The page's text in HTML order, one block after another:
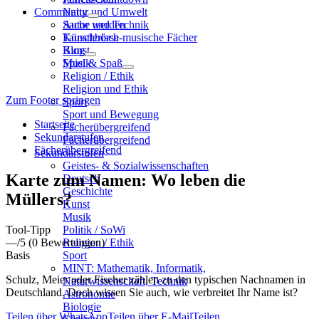
Natur und Umwelt
Sache und Technik
Künstlerisch-musische Fächer
Kunst
Musik
Religion / Ethik
Religion und Ethik
Sport
Sport und Bewegung
Fächerübergreifend
Fächerübergreifend
Sekundarstufen
Geistes- & Sozialwissenschaften
Deutsch
Geschichte
Kunst
Musik
Politik / SoWi
Religion / Ethik
Sport
MINT: Mathematik, Informatik,
Naturwissenschaft, Technik
Astronomie
Biologie
Community
Autor werden
Tauschbörse
Blog
Spiel & Spaß
Zum Footer springen
Startseite
Sekundarstufen
Fächerübergreifend
Karte zum Namen: Wo leben die
Müllers?
Tool-Tipp
—/5 (0 Bewertungen)
Basis
Schulz, Meier oder Fischer zählen zu den typischen Nachnamen in
Deutschland. Doch wissen Sie auch, wie verbreitet Ihr Name ist?
Teilen über WhatsAppTeilen über E-MailTeilen…